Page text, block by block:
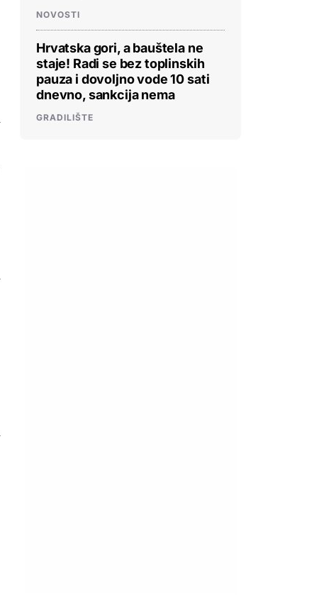
NOVOSTI
Hrvatska gori, a bauštela ne
staje! Radi se bez toplinskih
pauza i dovoljno vode 10 sati
dnevno, sankcija nema
GRADILIŠTE